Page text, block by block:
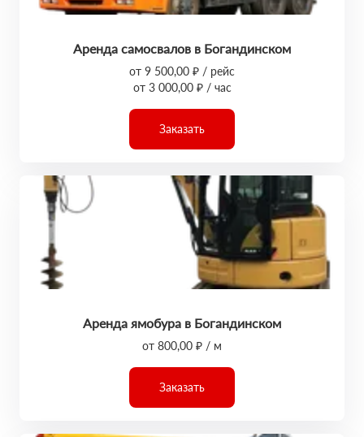
Аренда самосвалов в Богандинском
от 9 500,00 ₽ / рейс
от 3 000,00 ₽ / час
Заказать
Аренда ямобура в Богандинском
от 800,00 ₽ / м
Заказать